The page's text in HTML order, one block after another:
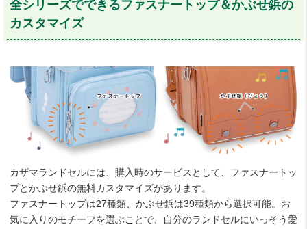
全シリーズでできるファスナートップ＆かぶせ鋲の
カスタマイズ
カザマランドセルには、購入時のサービスとして、ファスナートッ
プとかぶせ鋲の無料カスタマイズがあります。
ファスナートップは27種類、かぶせ鋲は39種類から選択可能。お
気に入りのモチーフを選ぶことで、自分のランドセルにいっそう愛